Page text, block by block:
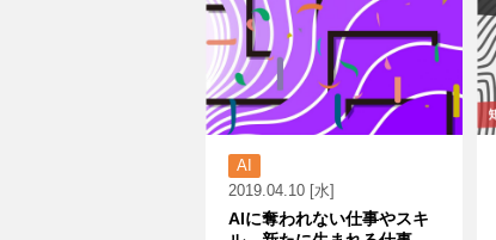
AI
2019.04.10 [水]
AIに奪われない仕事やスキ